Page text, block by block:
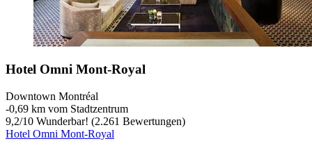
Hotel Omni Mont-Royal
Downtown Montréal
‐0,69 km vom Stadtzentrum
9,2/10 Wunderbar! (2.261 Bewertungen)
Hotel Omni Mont-Royal